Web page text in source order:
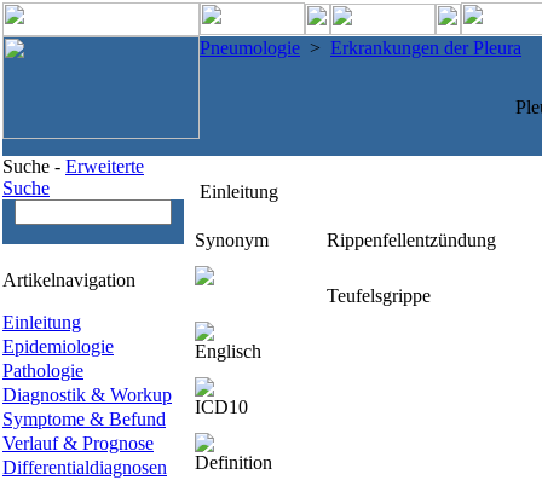
Pneumologie > Erkrankungen der Pleura
Suche - Erweiterte
Suche
Artikelnavigation
Einleitung
Epidemiologie
Pathologie
Diagnostik & Workup
Symptome & Befund
Verlauf & Prognose
Differentialdiagnosen
Einleitung
Synonym Rippenfellentzündung
Teufelsgrippe
Englisch
ICD10
Definition